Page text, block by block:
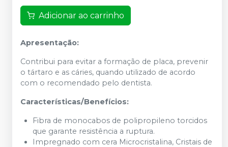
Adicionar ao carrinho
Apresentação:
Contribui para evitar a formação de placa, prevenir
o tártaro e as cáries, quando utilizado de acordo
com o recomendado pelo dentista.
Características/Benefícios:
Fibra de monocabos de polipropileno torcidos
que garante resistência a ruptura.
Impregnado com cera Microcristalina, Cristais de